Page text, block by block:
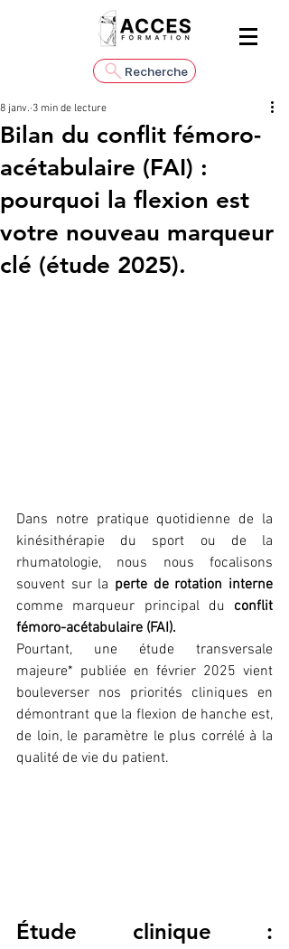
Recherche
Bilan du conflit fémoro-
acétabulaire (FAI) :
pourquoi la flexion est
votre nouveau marqueur
clé (étude 2025).
8 janv. 3 min de lecture
Dans notre pratique quotidienne de la
kinésithérapie du sport ou de la
rhumatologie, nous nous focalisons
souvent sur la perte de rotation interne
comme marqueur principal du conflit
fémoro-acétabulaire (FAI).
Pourtant, une étude transversale
majeure* publiée en février 2025 vient
bouleverser nos priorités cliniques en
démontrant que la flexion de hanche est,
de loin, le paramètre le plus corrélé à la
qualité de vie du patient.
Étude clinique :